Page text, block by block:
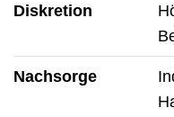
Diskretion
Nachsorge